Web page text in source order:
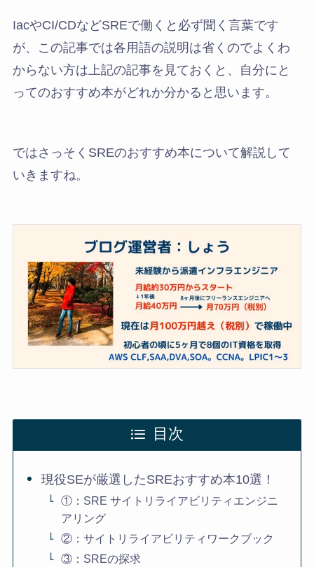
IacやCI/CDなどSREで働くと必ず聞く言葉です
が、この記事では各用語の説明は省くのでよくわ
からない方は上記の記事を見ておくと、自分にと
ってのおすすめ本がどれか分かると思います。
ではさっそくSREのおすすめ本について解説して
いきますね。
目次
現役SEが厳選したSREおすすめ本10選！
①：SRE サイトリライアビリティエンジニ
アリング
②：サイトリライアビリティワークブック
③：SREの探求